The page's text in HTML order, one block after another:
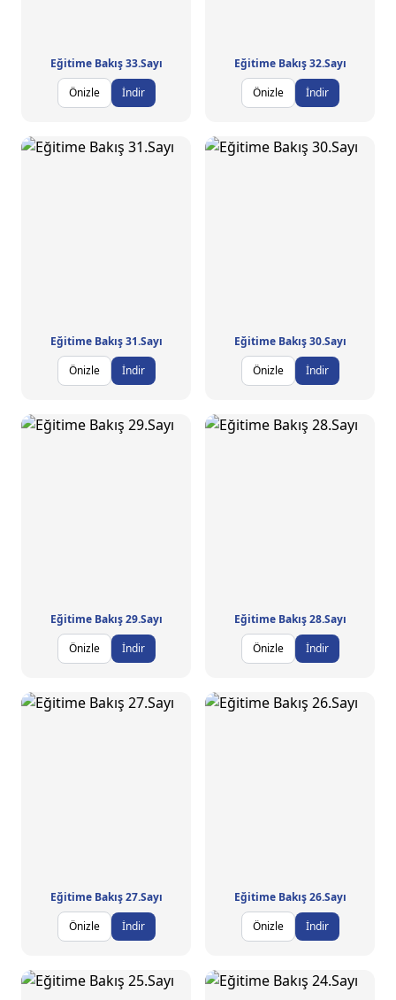
Eğitime Bakış 33.Sayı
Önizle
İndir
Eğitime Bakış 32.Sayı
Önizle
İndir
Eğitime Bakış 31.Sayı
Önizle
İndir
Eğitime Bakış 30.Sayı
Önizle
İndir
Eğitime Bakış 29.Sayı
Önizle
İndir
Eğitime Bakış 28.Sayı
Önizle
İndir
Eğitime Bakış 27.Sayı
Önizle
İndir
Eğitime Bakış 26.Sayı
Önizle
İndir